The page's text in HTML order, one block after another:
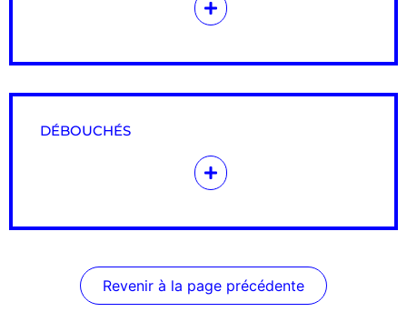
DÉBOUCHÉS
Revenir à la page précédente